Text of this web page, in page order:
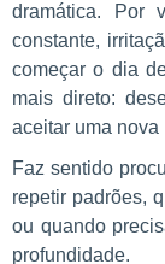
dramática. Por
constante,
começar o dia
mais direto:
aceitar uma nova
Faz sentido
repetir padrões,
ou quando
profundidade.